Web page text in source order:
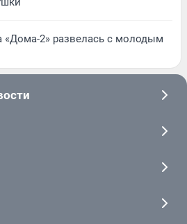
«Дома-2» развелась с молодым